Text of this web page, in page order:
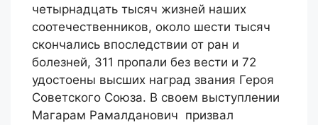
четырнадцать тысяч жизней наших
соотечественников, около шести тысяч
скончались впоследствии от ран и
болезней, 311 пропали без вести и 72
удостоены высших наград звания Героя
Советского Союза. В своем выступлении
Магарам Рамалданович призвал